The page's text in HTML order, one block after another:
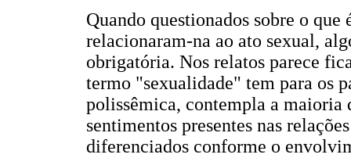
Quando questionados sobre o
relacionaram-na ao ato sexual,
obrigatória. Nos relatos parece
termo "sexualidade" tem para os
polissêmica, contempla a maioria
sentimentos presentes nas
diferenciados conforme o